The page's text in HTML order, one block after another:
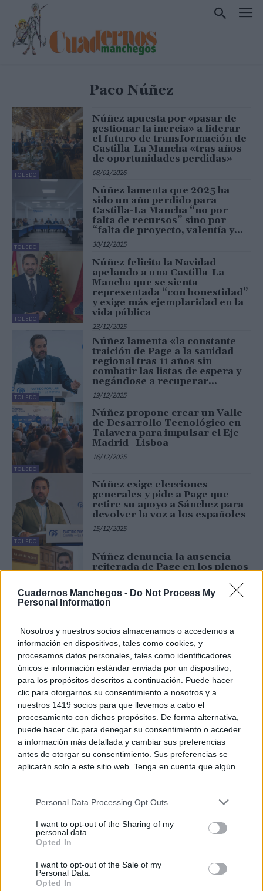
Cuadernos Manchegos - Do Not Process My
Personal Information
Nosotros y nuestros socios almacenamos o accedemos a
información en dispositivos, tales como cookies, y
procesamos datos personales, tales como identificadores
únicos e información estándar enviada por un dispositivo,
para los propósitos descritos a continuación. Puede hacer
clic para otorgarnos su consentimiento a nosotros y a
nuestros 1419 socios para que llevemos a cabo el
procesamiento con dichos propósitos. De forma alternativa,
puede hacer clic para denegar su consentimiento o acceder
a información más detallada y cambiar sus preferencias
antes de otorgar su consentimiento. Sus preferencias se
aplicarán solo a este sitio web. Tenga en cuenta que algún
rechazar tal procesamiento. Puede cambiar sus preferencias
a este sitio y haciendo clic en el botón "Privacidad" en la
parte inferior de la página web.
Please note that this website/app uses one or more Google
services and may gather and store information including but
not limited to your visit or usage behaviour. You may click to
Personal Data Processing Opt Outs
I want to opt-out of the Sharing of my
personal data.
Opted In
I want to opt-out of the Sale of my
Personal Data.
Opted In
Paco Núñez
TOLEDO
Núñez apuesta por «pasar de
gestionar la inercia» a liderar
el futuro de transformación de
Castilla-La Mancha «tras años
de oportunidades perdidas»
08/01/2026
TOLEDO
Núñez lamenta que 2025 ha
sido un año perdido para
Castilla-La Mancha “no por
falta de recursos” sino por
“falta de proyecto, valentía y...
30/12/2025
TOLEDO
Núñez felicita la Navidad
apelando a una Castilla-La
Mancha que se sienta
representada “con honestidad”
y exige más ejemplaridad en la
vida pública
23/12/2025
TOLEDO
Núñez lamenta «la constante
traición de Page a la sanidad
regional tras 11 años sin
combatir las listas de espera y
negándose a recuperar...
19/12/2025
TOLEDO
Núñez propone crear un Valle
de Desarrollo Tecnológico en
Talavera para impulsar el Eje
Madrid–Lisboa
16/12/2025
TOLEDO
Núñez exige elecciones
generales y pide a Page que
retire su apoyo a Sánchez para
devolver la voz a los españoles
15/12/2025
Núñez denuncia la ausencia
reiterada de Page en los plenos
obligado a dar explicaciones
sobre su gestión
TOLEDO
Núñez exige a Page respuestas
inmediatas ante la huelga de
médicos y el incumplimiento
del Pacto del Agua después de 5
años de su...
09/12/2025
TOLEDO
Núñez reivindica la vigencia, la
fortaleza y la concordia de la
Constitución, advirtiendo a
Sánchez que el PP “no permitirá
que siga erosionando la...
05/12/2025
TOLEDO
Núñez asegura que a Page le
preocupa el futuro del PSOE:
España y de Castilla-La
03/12/2025